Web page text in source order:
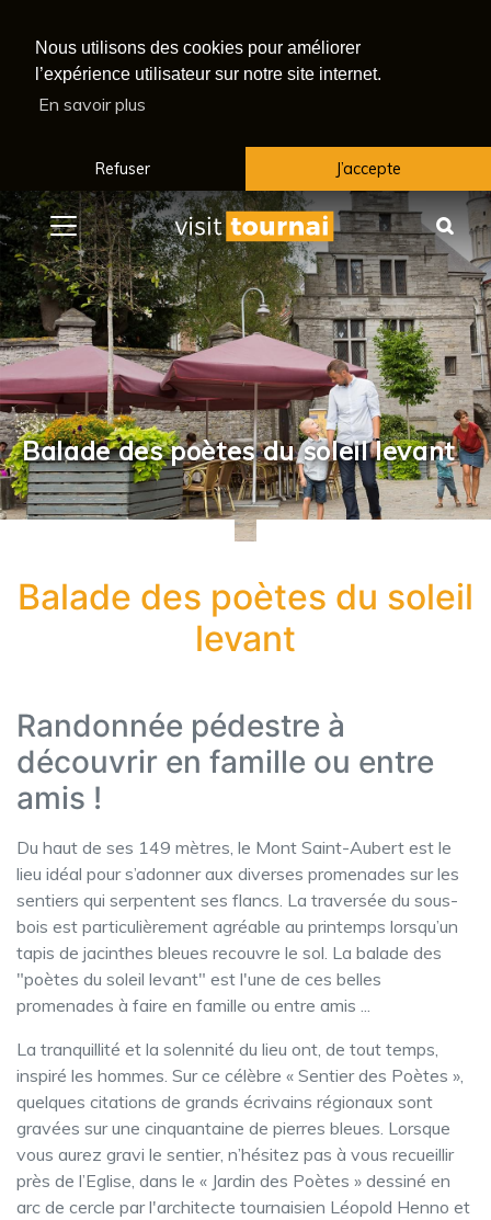
Nous utilisons des cookies pour améliorer
l’expérience utilisateur sur notre site internet.
En savoir plus
Refuser J’accepte
Balade des poètes du soleil levant
Menu
Balade des poètes du soleil
levant
Randonnée pédestre à
découvrir en famille ou entre
amis !
Du haut de ses 149 mètres, le Mont Saint-Aubert est le
lieu idéal pour s’adonner aux diverses promenades sur les
sentiers qui serpentent ses flancs. La traversée du sous-
bois est particulièrement agréable au printemps lorsqu’un
tapis de jacinthes bleues recouvre le sol. La balade des
"poètes du soleil levant" est l'une de ces belles
promenades à faire en famille ou entre amis ...
La tranquillité et la solennité du lieu ont, de tout temps,
inspiré les hommes. Sur ce célèbre « Sentier des Poètes »,
quelques citations de grands écrivains régionaux sont
gravées sur une cinquantaine de pierres bleues. Lorsque
vous aurez gravi le sentier, n’hésitez pas à vous recueillir
près de l’Eglise, dans le « Jardin des Poètes » dessiné en
arc de cercle par l'architecte tournaisien Léopold Henno et